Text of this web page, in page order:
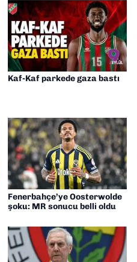
Kaf-Kaf parkede gaza bastı
Fenerbahçe’ye Oosterwolde
şoku: MR sonucu belli oldu